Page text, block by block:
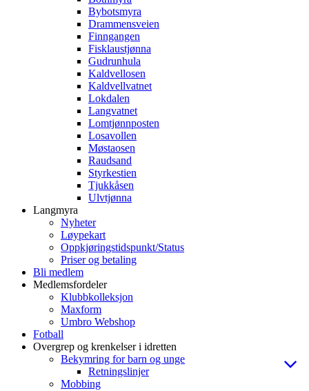
Bybotsmyra
Drammensveien
Finngangen
Fisklaustjønna
Gudrunhula
Kaldvellosen
Kaldvellvatnet
Lokdalen
Langvatnet
Lomtjønnposten
Losavollen
Møstaosen
Raudsand
Styrkestien
Tjukkåsen
Ulvtjønna
Langmyra
Nyheter
Løypekart
Oppkjøringstidspunkt/Status
Priser og betaling
Bli medlem
Medlemsfordeler
Klubbkolleksjon
Maxform
Umbro Webshop
Fotball
Overgrep og krenkelser i idretten
Bekymring for barn og unge
Retningslinjer
Mobbing